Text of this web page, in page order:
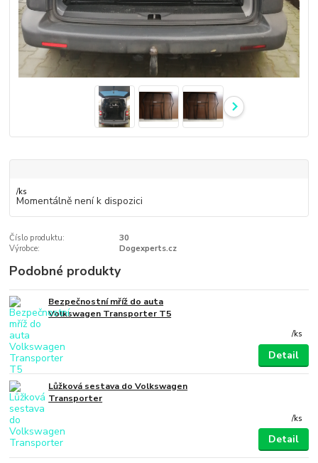
/ks
Momentálně není k dispozici
Číslo produktu:
30
Výrobce:
Dogexperts.cz
Podobné produkty
Bezpečnostní mříž do auta
Volkswagen Transporter T5
/ks
Detail
Lůžková sestava do Volkswagen
Transporter
/ks
Detail